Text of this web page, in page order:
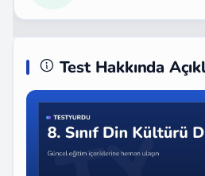
Test Hakkında